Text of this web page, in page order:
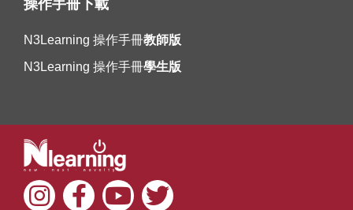
操作手冊下載
N3Learning 操作手冊教師版
N3Learning 操作手冊學生版